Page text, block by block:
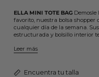
ELLA MINI TOTE BAG
favorito, nuestra bolsa shopper
cualquier día de la semana.
estructurada y bolsillo interior
Leer más
Encuentra tu talla